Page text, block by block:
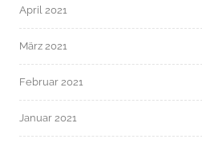
April 2021
März 2021
Februar 2021
Januar 2021